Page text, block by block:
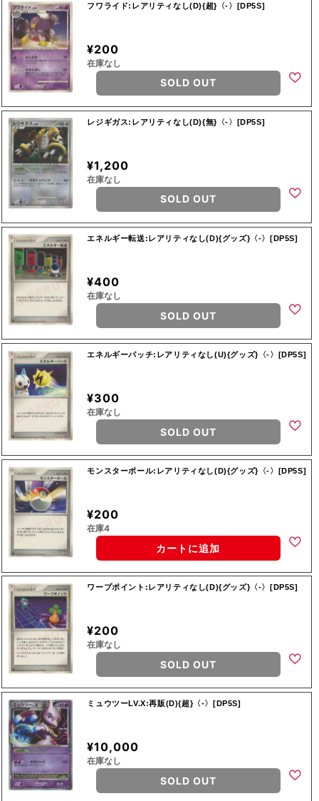
フワライド:レアリティなし(D){超}〈-〉[DP5S]
¥200
在庫なし
SOLD OUT
レジギガス:レアリティなし(D){無}〈-〉[DP5S]
¥1,200
在庫なし
SOLD OUT
エネルギー転送:レアリティなし(D){グッズ}〈-〉[DP5S]
¥400
在庫なし
SOLD OUT
エネルギーパッチ:レアリティなし(U){グッズ}〈-〉[DP5S]
¥300
在庫なし
SOLD OUT
モンスターボール:レアリティなし(D){グッズ}〈-〉[DP5S]
¥200
在庫4
カートに追加
ワープポイント:レアリティなし(D){グッズ}〈-〉[DP5S]
¥200
在庫なし
SOLD OUT
ミュウツーLV.X:再販(D){超}〈-〉[DP5S]
¥10,000
在庫なし
SOLD OUT